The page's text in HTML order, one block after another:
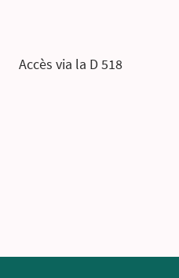
Accès via la D 518